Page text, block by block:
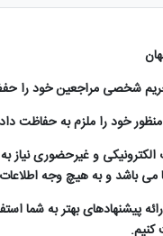
شخصی مراجعین خود را
خود را ملزم به حفاظت
الکترونیکی و غیرحضوری
باشد و به هیچ وجه
پیشنهادهای بهتر به
.